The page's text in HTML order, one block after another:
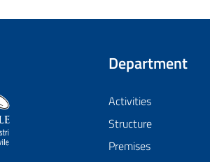
Protezione Civile
Department
Activities
Structure
Premises